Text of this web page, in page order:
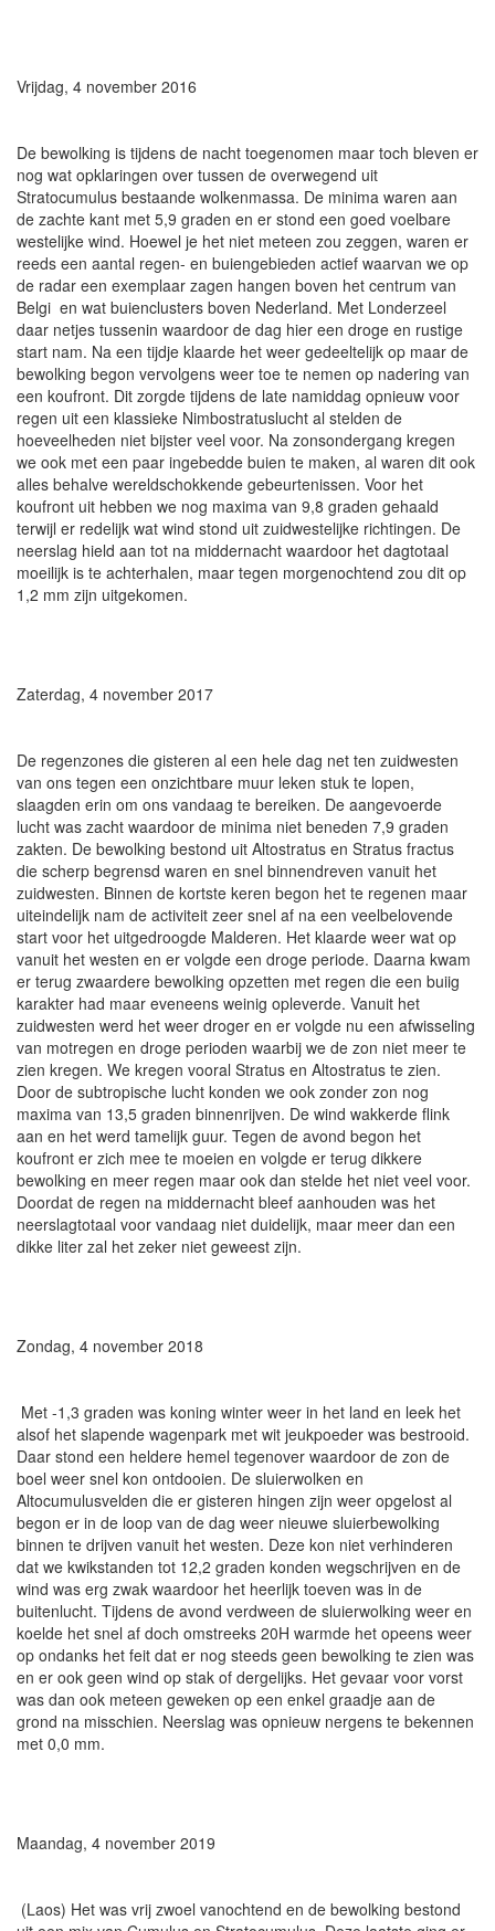
Vrijdag, 4 november 2016
De bewolking is tijdens de nacht toegenomen maar toch bleven er
nog wat opklaringen over tussen de overwegend uit
Stratocumulus bestaande wolkenmassa. De minima waren aan
de zachte kant met 5,9 graden en er stond een goed voelbare
westelijke wind. Hoewel je het niet meteen zou zeggen, waren er
reeds een aantal regen- en buiengebieden actief waarvan we op
de radar een exemplaar zagen hangen boven het centrum van
Belgi en wat buienclusters boven Nederland. Met Londerzeel
daar netjes tussenin waardoor de dag hier een droge en rustige
start nam. Na een tijdje klaarde het weer gedeeltelijk op maar de
bewolking begon vervolgens weer toe te nemen op nadering van
een koufront. Dit zorgde tijdens de late namiddag opnieuw voor
regen uit een klassieke Nimbostratuslucht al stelden de
hoeveelheden niet bijster veel voor. Na zonsondergang kregen
we ook met een paar ingebedde buien te maken, al waren dit ook
alles behalve wereldschokkende gebeurtenissen. Voor het
koufront uit hebben we nog maxima van 9,8 graden gehaald
terwijl er redelijk wat wind stond uit zuidwestelijke richtingen. De
neerslag hield aan tot na middernacht waardoor het dagtotaal
moeilijk is te achterhalen, maar tegen morgenochtend zou dit op
1,2 mm zijn uitgekomen.
Zaterdag, 4 november 2017
De regenzones die gisteren al een hele dag net ten zuidwesten
van ons tegen een onzichtbare muur leken stuk te lopen,
slaagden erin om ons vandaag te bereiken. De aangevoerde
lucht was zacht waardoor de minima niet beneden 7,9 graden
zakten. De bewolking bestond uit Altostratus en Stratus fractus
die scherp begrensd waren en snel binnendreven vanuit het
zuidwesten. Binnen de kortste keren begon het te regenen maar
uiteindelijk nam de activiteit zeer snel af na een veelbelovende
start voor het uitgedroogde Malderen. Het klaarde weer wat op
vanuit het westen en er volgde een droge periode. Daarna kwam
er terug zwaardere bewolking opzetten met regen die een buiig
karakter had maar eveneens weinig opleverde. Vanuit het
zuidwesten werd het weer droger en er volgde nu een afwisseling
van motregen en droge perioden waarbij we de zon niet meer te
zien kregen. We kregen vooral Stratus en Altostratus te zien.
Door de subtropische lucht konden we ook zonder zon nog
maxima van 13,5 graden binnenrijven. De wind wakkerde flink
aan en het werd tamelijk guur. Tegen de avond begon het
koufront er zich mee te moeien en volgde er terug dikkere
bewolking en meer regen maar ook dan stelde het niet veel voor.
Doordat de regen na middernacht bleef aanhouden was het
neerslagtotaal voor vandaag niet duidelijk, maar meer dan een
dikke liter zal het zeker niet geweest zijn.
Zondag, 4 november 2018
Met -1,3 graden was koning winter weer in het land en leek het
alsof het slapende wagenpark met wit jeukpoeder was bestrooid.
Daar stond een heldere hemel tegenover waardoor de zon de
boel weer snel kon ontdooien. De sluierwolken en
Altocumulusvelden die er gisteren hingen zijn weer opgelost al
begon er in de loop van de dag weer nieuwe sluierbewolking
binnen te drijven vanuit het westen. Deze kon niet verhinderen
dat we kwikstanden tot 12,2 graden konden wegschrijven en de
wind was erg zwak waardoor het heerlijk toeven was in de
buitenlucht. Tijdens de avond verdween de sluierwolking weer en
koelde het snel af doch omstreeks 20H warmde het opeens weer
op ondanks het feit dat er nog steeds geen bewolking te zien was
en er ook geen wind op stak of dergelijks. Het gevaar voor vorst
was dan ook meteen geweken op een enkel graadje aan de
grond na misschien. Neerslag was opnieuw nergens te bekennen
met 0,0 mm.
Maandag, 4 november 2019
(Laos) Het was vrij zwoel vanochtend en de bewolking bestond